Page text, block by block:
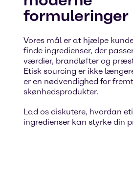
formuleringer
Vores mål er at hjælpe
finde ingredienser, der
værdier, brandløfter og
Etisk sourcing er ikke
er en nødvendighed for
skønhedsprodukter.
Lad os diskutere, hvordan
ingredienser kan styrke din